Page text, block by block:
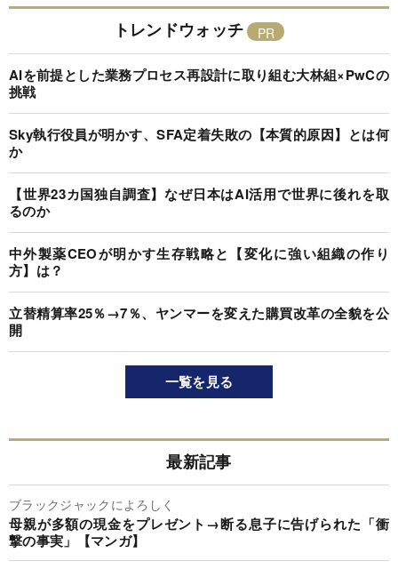
トレンドウォッチ
AIを前提とした業務プロセス再設計に取り組む大林組×PwCの
挑戦
Sky執行役員が明かす、SFA定着失敗の【本質的原因】とは何
か
【世界23カ国独自調査】なぜ日本はAI活用で世界に後れを取
るのか
中外製薬CEOが明かす生存戦略と【変化に強い組織の作り
方】は？
立替精算率25％→7％、ヤンマーを変えた購買改革の全貌を公
開
一覧を見る
最新記事
ブラックジャックによろしく
母親が多額の現金をプレゼント→断る息子に告げられた「衝
撃の事実」【マンガ】